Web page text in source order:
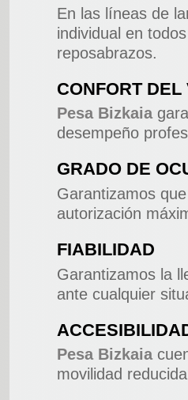
En las líneas de
individual en
reposabrazos.
CONFORT DEL
Pesa Bizkaia
desempeño
GRADO DE
Garantizamos
autorización
FIABILIDAD
Garantizamos la
ante cualquier
Pesa Bizkaia
movilidad